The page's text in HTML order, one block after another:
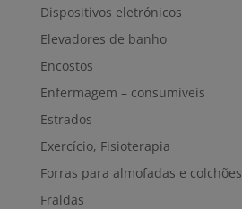
Dispositivos eletrónicos
Elevadores de banho
Encostos
Enfermagem – consumíveis
Estrados
Exercício, Fisioterapia
Forras para almofadas e colchões
Fraldas